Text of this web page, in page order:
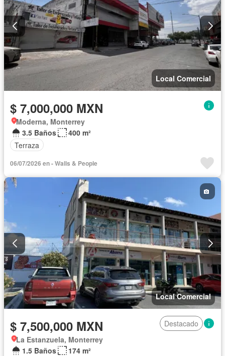
Local Comercial
$ 7,000,000 MXN
Moderna, Monterrey
3.5 Baños
400 m²
Terraza
06/07/2026 en - Walls & People
Local Comercial
$ 7,500,000 MXN
Destacado
La Estanzuela, Monterrey
1.5 Baños
174 m²